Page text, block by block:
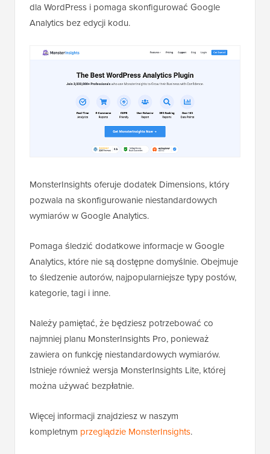
dla WordPress i pomaga skonfigurować Google
Analytics bez edycji kodu.
MonsterInsights oferuje dodatek Dimensions, który
pozwala na skonfigurowanie niestandardowych
wymiarów w Google Analytics.
Pomaga śledzić dodatkowe informacje w Google
Analytics, które nie są dostępne domyślnie. Obejmuje
to śledzenie autorów, najpopularniejsze typy postów,
kategorie, tagi i inne.
Należy pamiętać, że będziesz potrzebować co
najmniej planu MonsterInsights Pro, ponieważ
zawiera on funkcję niestandardowych wymiarów.
Istnieje również wersja MonsterInsights Lite, której
można używać bezpłatnie.
Więcej informacji znajdziesz w naszym
kompletnym przeglądzie MonsterInsights.